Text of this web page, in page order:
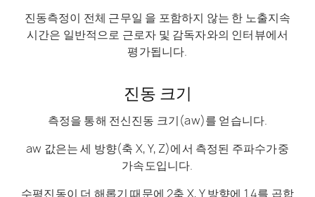
진동측정이 전체 근무일 을 포함하지 않는 한 노출지속
시간은 일반적으로 근로자 및 감독자와의 인터뷰에서
평가됩니다.
진동 크기
측정을 통해 전신진동 크기(aw)를 얻습니다.
aw 값은는 세 방향(축 X, Y, Z)에서 측정된 주파수가중
가속도입니다.
수평진동이 더 해롭기 때문에 2축 X, Y 방향에 1.4를 곱합